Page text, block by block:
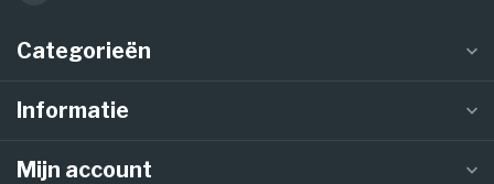
Categorieën
Informatie
Mijn account